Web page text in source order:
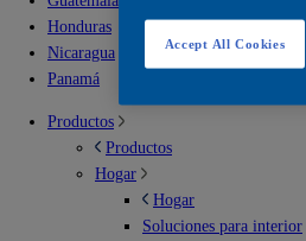
Honduras
Nicaragua
Panamá
Productos
Productos
Hogar
Hogar
Soluciones para interior
Accept All Cookies